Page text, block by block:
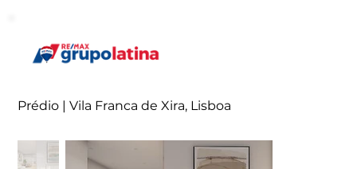
Prédio | Vila Franca de Xira, Lisboa